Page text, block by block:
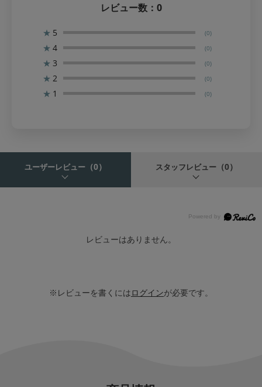
レビュー数： 0
★ 5 (0)
★ 4 (0)
★ 3 (0)
★ 2 (0)
★ 1 (0)
ユーザーレビュー （0） スタッフレビュー （0）
レビューはありません。
※レビューを書くにはログインが必要です。